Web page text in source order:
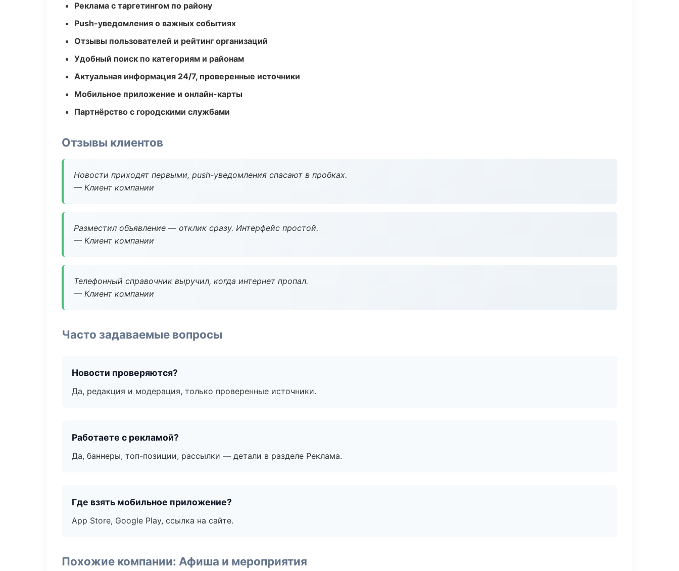
Реклама с таргетингом по району
Push-уведомления о важных событиях
Отзывы пользователей и рейтинг организаций
Удобный поиск по категориям и районам
Актуальная информация 24/7, проверенные источники
Мобильное приложение и онлайн-карты
Партнёрство с городскими службами
Отзывы клиентов
Новости приходят первыми, push-уведомления спасают в пробках.
— Клиент компании
Разместил объявление — отклик сразу. Интерфейс простой.
— Клиент компании
Телефонный справочник выручил, когда интернет пропал.
— Клиент компании
Часто задаваемые вопросы
Новости проверяются?
Да, редакция и модерация, только проверенные источники.
Работаете с рекламой?
Да, баннеры, топ-позиции, рассылки — детали в разделе Реклама.
Где взять мобильное приложение?
App Store, Google Play, ссылка на сайте.
Похожие компании: Афиша и мероприятия